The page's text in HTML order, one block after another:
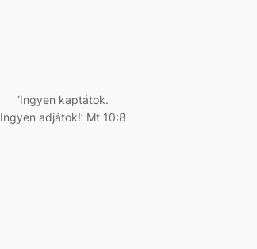
‘Ingyen kaptátok.
Ingyen adjátok!’ Mt 10:8